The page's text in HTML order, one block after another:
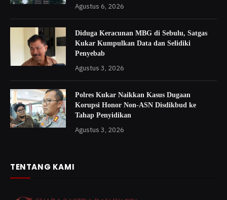
Agustus 6, 2026
Diduga Keracunan MBG di Sebulu, Satgas
Kukar Kumpulkan Data dan Selidiki
Penyebab
Agustus 3, 2026
Polres Kukar Naikkan Kasus Dugaan
Korupsi Honor Non-ASN Disdikbud ke
Tahap Penyidikan
Agustus 3, 2026
TENTANG KAMI